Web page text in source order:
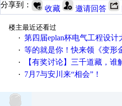
分享到： 收藏 邀请回答
楼主最近还看过
· 第四届eplan杯电气工程设计大赛报名啦
· 等的就是你！快来领《变形金刚5》
· 【有奖讨论】三千道藏，谁解EcoStruxureMA领
· 7月7与安川来“相会”！